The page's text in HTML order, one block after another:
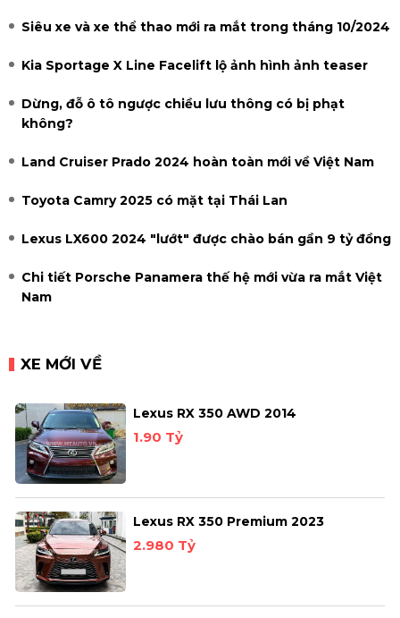
Siêu xe và xe thể thao mới ra mắt trong tháng 10/2024
Kia Sportage X Line Facelift lộ ảnh hình ảnh teaser
Dừng, đỗ ô tô ngược chiều lưu thông có bị phạt
không?
Land Cruiser Prado 2024 hoàn toàn mới về Việt Nam
Toyota Camry 2025 có mặt tại Thái Lan
Lexus LX600 2024 "lướt" được chào bán gần 9 tỷ đồng
Chi tiết Porsche Panamera thế hệ mới vừa ra mắt Việt
Nam
XE MỚI VỀ
Lexus RX 350 AWD 2014
1.90 Tỷ
Lexus RX 350 Premium 2023
2.980 Tỷ